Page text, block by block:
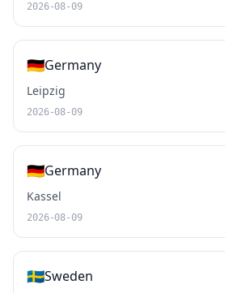
2026-08-09
🇩🇪Germany
Leipzig
2026-08-09
🇩🇪Germany
Kassel
2026-08-09
🇸🇪Sweden